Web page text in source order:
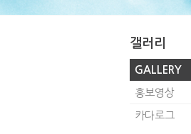
갤러리
GALLERY
홍보영상
카다로그